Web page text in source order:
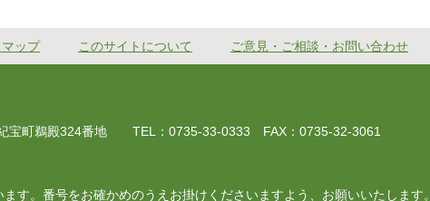
ップ このサイトについて ご意見・ご相談・お問い合わせ
宝町鵜殿324番地 TEL：0735-33-0333 FAX：0735-32-3061
す。番号をお確かめのうえお掛けくださいますよう、お願いいたします。